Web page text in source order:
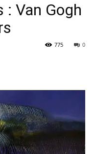
: Van Gogh
0
775